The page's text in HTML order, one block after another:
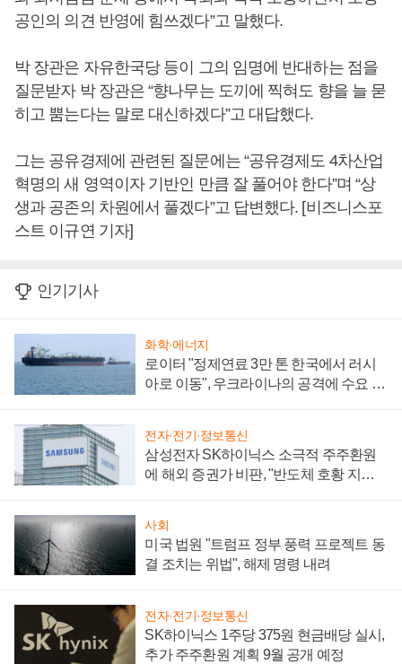
공인의 의견 반영에 힘쓰겠다”고 말했다.
박 장관은 자유한국당 등이 그의 임명에 반대하는 점을
질문받자 박 장관은 “향나무는 도끼에 찍혀도 향을 늘 묻
히고 뿜는다는 말로 대신하겠다”고 대답했다.
그는 공유경제에 관련된 질문에는 “공유경제도 4차산업
혁명의 새 영역이자 기반인 만큼 잘 풀어야 한다”며 “상
생과 공존의 차원에서 풀겠다”고 답변했다. [비즈니스포
스트 이규연 기자]
인기기사
화학·에너지
로이터 "정제연료 3만 톤 한국에서 러시
아로 이동", 우크라이나의 공격에 수요 늘
전자·전기·정보통신
삼성전자 SK하이닉스 소극적 주주환원
에 해외 증권가 비판, "반도체 호황 지속
사회
미국 법원 "트럼프 정부 풍력 프로젝트 동
결 조치는 위법", 해제 명령 내려
전자·전기·정보통신
SK하이닉스 1주당 375원 현금배당 실시,
추가 주주환원 계획 9월 공개 예정